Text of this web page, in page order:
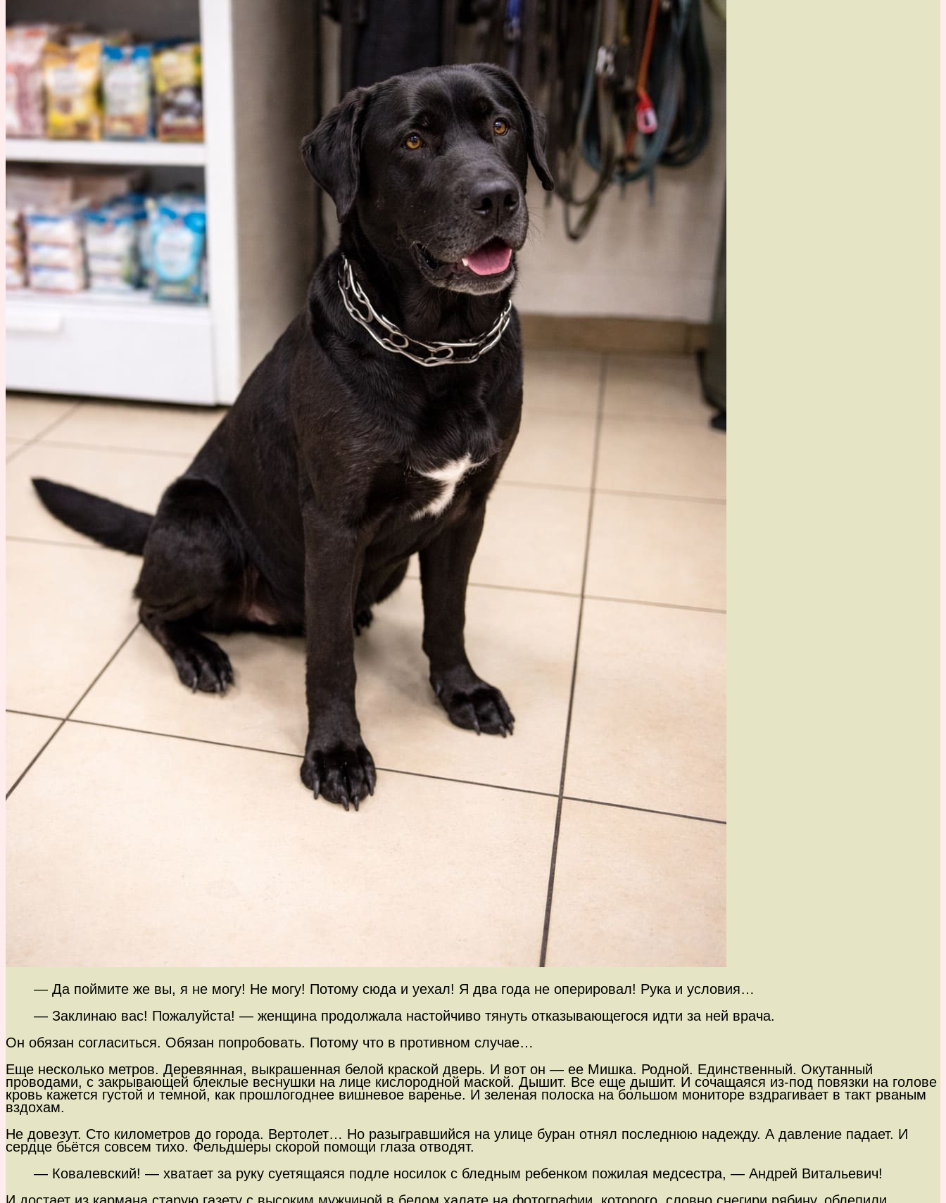
— Да поймите же вы, я не могу! Не могу! Потому сюда и уехал! Я два года не оперировал! Рука и условия…
— Заклинаю вас! Пожалуйста! — женщина продолжала настойчиво тянуть отказывающегося идти за ней врача.
Он обязан согласиться. Обязан попробовать. Потому что в противном случае…
Еще несколько метров. Деревянная, выкрашенная белой краской дверь. И вот он — ее Мишка. Родной. Единственный. Окутанный
проводами, с закрывающей блеклые веснушки на лице кислородной маской. Дышит. Все еще дышит. И сочащаяся из-под повязки на голове
кровь кажется густой и темной, как прошлогоднее вишневое варенье. И зеленая полоска на большом мониторе вздрагивает в такт рваным
вздохам.
Не довезут. Сто километров до города. Вертолет… Но разыгравшийся на улице буран отнял последнюю надежду. А давление падает. И
сердце бьётся совсем тихо. Фельдшеры скорой помощи глаза отводят.
— Ковалевский! — хватает за руку суетящаяся подле носилок с бледным ребенком пожилая медсестра, — Андрей Витальевич!